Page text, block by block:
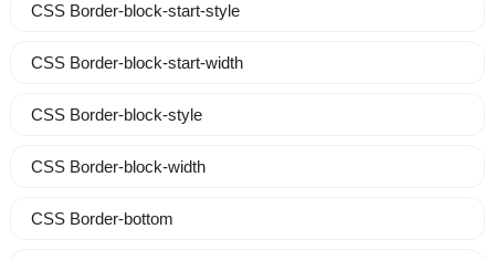
CSS Border-block-start-style
CSS Border-block-start-width
CSS Border-block-style
CSS Border-block-width
CSS Border-bottom